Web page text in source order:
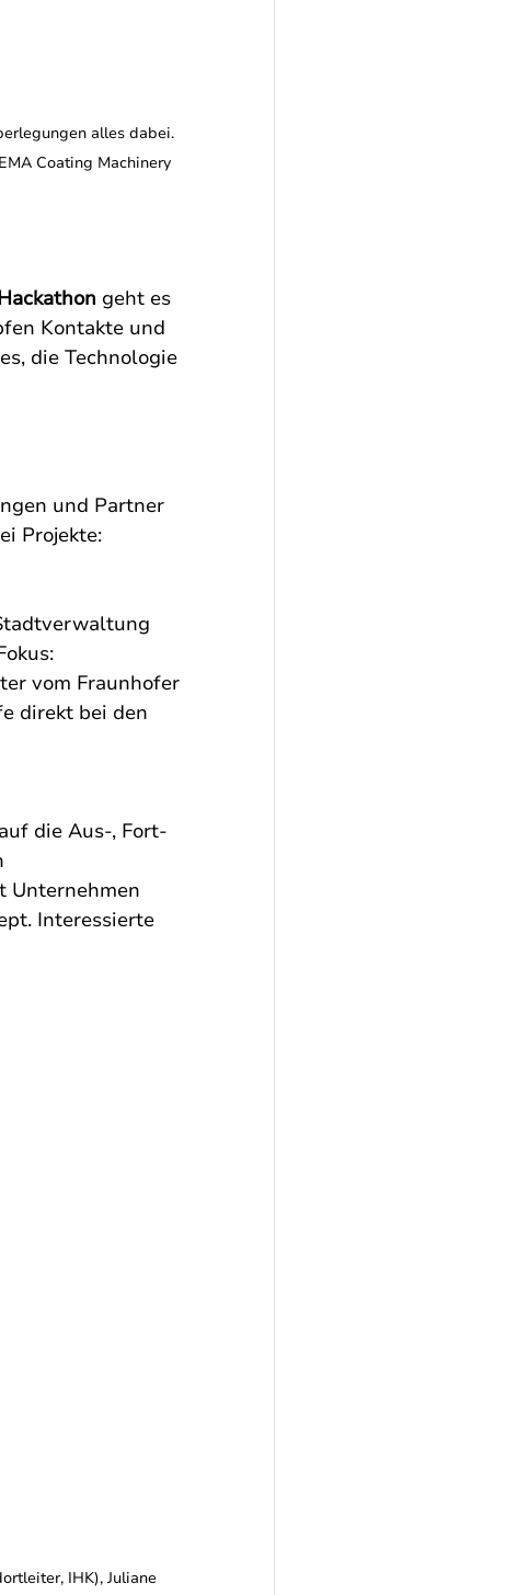
alles dabei.
Coating Machinery
geht es
Kontakte und
die Technologie
und Partner
Projekte:
vom Fraunhofer
direkt bei den
die Aus-, Fort-
Unternehmen
Interessierte
IHK), Juliane